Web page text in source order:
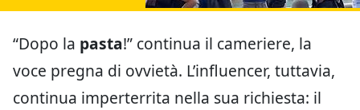
“Dopo la pasta!” continua il cameriere, la
voce pregna di ovvietà. L’influencer, tuttavia,
continua imperterrita nella sua richiesta: il